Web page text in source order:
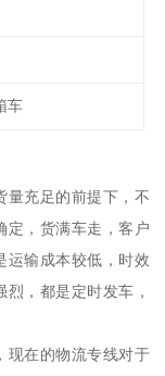
车
量充足的前提下，不
定，货满车走，客户
运输成本较低，时效
，都是定时发车，
现在的物流专线对于